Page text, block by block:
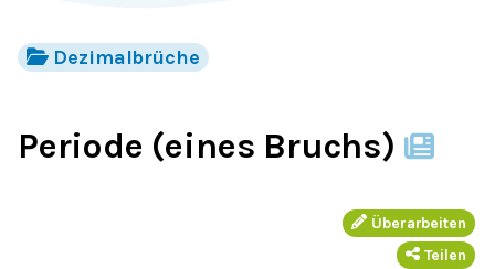
Dezimalbrüche
Periode (eines Bruchs)
Überarbeiten
Teilen